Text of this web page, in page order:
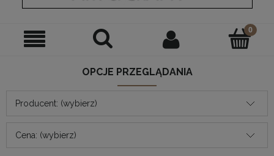
OPCJE PRZEGLĄDANIA
Producent: (wybierz)
Cena: (wybierz)